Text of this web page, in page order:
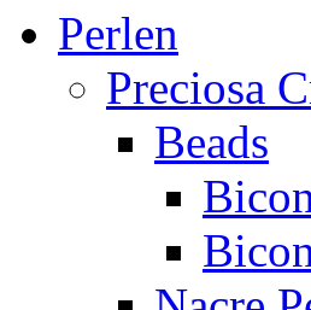
Perlen
Preciosa
Beads